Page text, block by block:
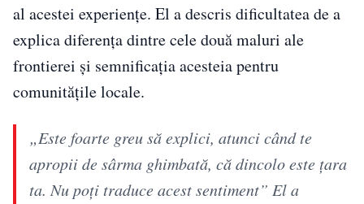
al acestei experiențe. El a descris dificultatea de a
explica diferența dintre cele două maluri ale
frontierei și semnificația acesteia pentru
comunitățile locale.
„Este foarte greu să explici, atunci când te
apropii de sârma ghimbată, că dincolo este țara
ta. Nu poți traduce acest sentiment” El a